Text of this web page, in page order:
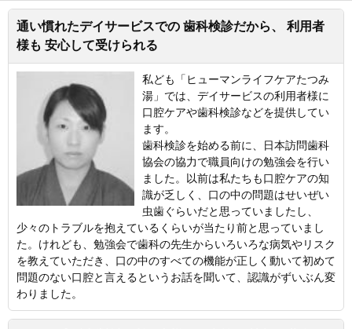
通い慣れたデイサービスでの 歯科検診だから、 利用者
様も 安心して受けられる
私ども「ヒューマンライフケアたつみ
湯」では、デイサービスの利用者様に
口腔ケアや歯科検診などを提供してい
ます。
歯科検診を始める前に、日本訪問歯科
協会の協力で職員向けの勉強会を行い
ました。以前は私たちも口腔ケアの知
識が乏しく、口の中の問題はせいぜい
虫歯ぐらいだと思っていましたし、
少々のトラブルを抱えているくらいが当たり前と思っていまし
た。けれども、勉強会で歯科の先生からいろいろな病気やリスク
を教えていただき、口の中のすべての機能が正しく動いて初めて
問題のない口腔と言えるというお話を聞いて、認識がずいぶん変
わりました。